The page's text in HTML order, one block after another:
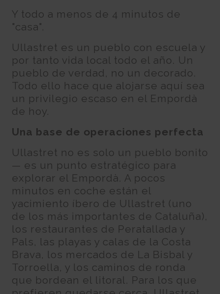
Y todo a menos de 4 minutos de
"casa".
Ullastret es un pueblo con escuela y
por tanto vida local todo el año. Un
pueblo de verdad, no un decorado.
Todo ello hace que alojarse aquí sea
un privilegio escaso en el Empordà
de hoy.
Una base de operaciones perfecta
Ullastret no es solo un pueblo bonito
— es un punto estratégico para
explorar el Empordà. A pocos
minutos en coche están el
yacimiento íbero de Ullastret (uno
de los más importantes de Cataluña),
los restaurantes de Peratallada y
Pals, las playas y calas de la Costa
Brava, los mercados de La Bisbal y
Torroella, y los caminos de ronda
que bordean el litoral. Para los que